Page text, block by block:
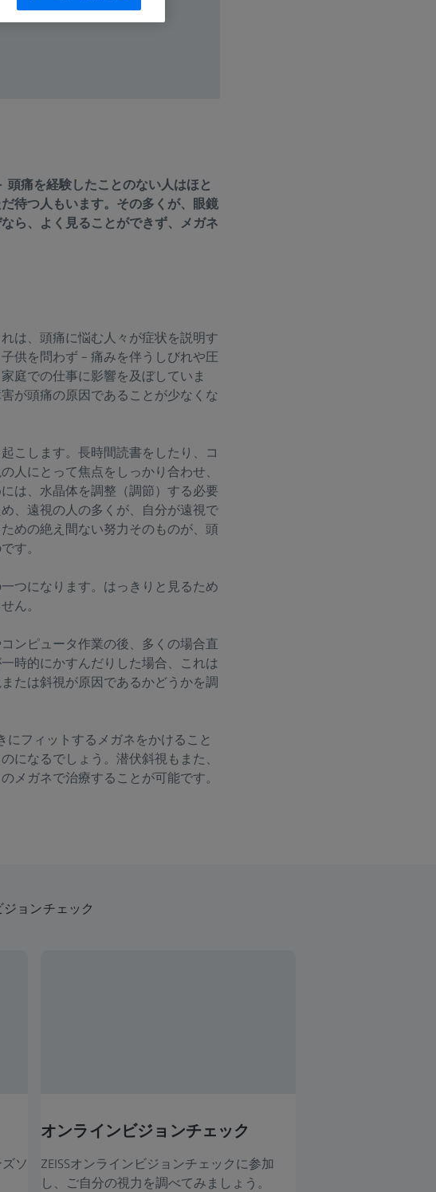
頭痛を経験したことのない人はほと
待つ人もいます。その多くが、眼鏡
ら、よく見ることができず、メガネ
は、頭痛に悩む人々が症状を説明す
供を問わず – 痛みを伴うしびれや圧
庭での仕事に影響を及ぼしていま
が頭痛の原因であることが少なくな
こします。長時間読書をしたり、コ
人にとって焦点をしっかり合わせ、
は、水晶体を調整（調節）する必要
、遠視の人の多くが、自分が遠視で
めの絶え間ない努力そのものが、頭
す。
つになります。はっきりと見るため
ん。
ンピュータ作業の後、多くの場合直
時的にかすんだりした場合、これは
たは斜視が原因であるかどうかを調
フィットするメガネをかけること
になるでしょう。潜伏斜視もまた、
メガネで治療することが可能です。
ジョンチェック
ソ
オンラインビジョンチェック
ZEISSオンラインビジョンチェックに参加
し、ご自分の視力を調べてみましょう。